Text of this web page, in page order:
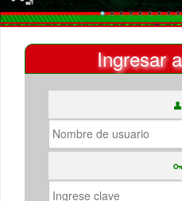
Ingresar